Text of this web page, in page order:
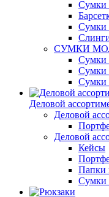
Сумки
Сумки
СУМКИ
Сумки
Сумки
Сумки
Деловой
Деловой
Деловой
Кейсы
Папки
Сумки